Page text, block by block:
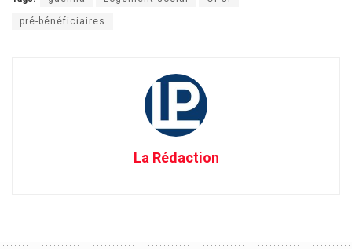
pré-bénéficiaires
La Rédaction